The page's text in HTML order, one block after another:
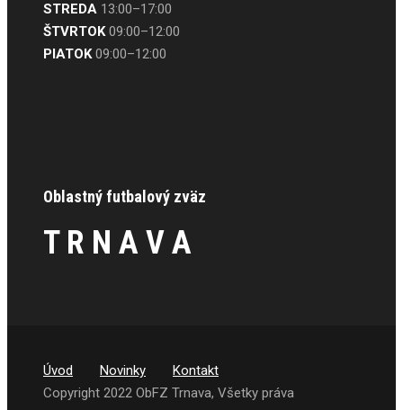
STREDA 13:00–17:00
ŠTVRTOK09:00–12:00
PIATOK09:00–12:00
Oblastný futbalový zväz
T R N A V A
Úvod Novinky
Kontakt
Copyright 2022 ObFZ Trnava, Všetky práva